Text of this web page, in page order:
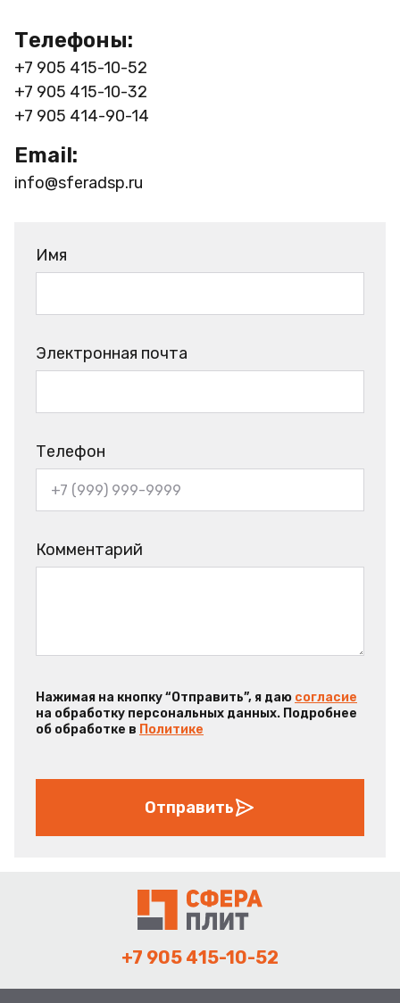
Телефоны:
+7 905 415-10-52
+7 905 415-10-32
+7 905 414-90-14
Email:
info@sferadsp.ru
Имя
Электронная почта
Телефон
Комментарий
Нажимая на кнопку “Отправить”, я даю согласие
на обработку персональных данных. Подробнее
об обработке в Политике
Отправить
+7 905 415-10-52